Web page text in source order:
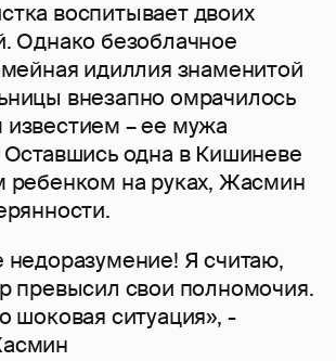
воспитывает двоих
Однако безоблачное
идиллия знаменитой
внезапно омрачилось
– ее мужа
Оставшись одна в Кишиневе
ребенком на руках, Жасмин
недоразумение! Я считаю,
превысил свои полномочия.
шоковая ситуация», -